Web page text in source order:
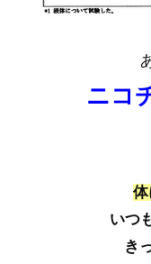
ニコ
いつ
き